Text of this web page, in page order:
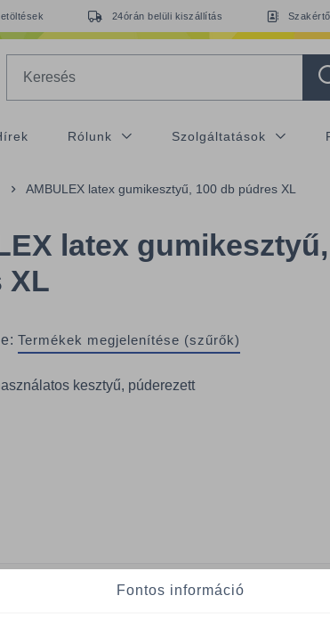
24órán belüli kiszállítás
Rólunk Szolgáltatások
AMBULEX latex gumikesztyű, 100 db púdres XL
latex
XL
Termékek megjelenítése (szűrők)
kesztyű, púderezett
Fontos információ